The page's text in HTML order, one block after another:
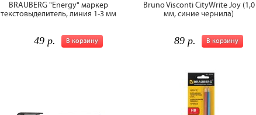
BRAUBERG "Energy" маркер
текстовыделитель, линия 1-3 мм
В корзину
49 р.
Bruno Visconti CityWrite Joy (1,0
мм, синие чернила)
В корзину
89 р.